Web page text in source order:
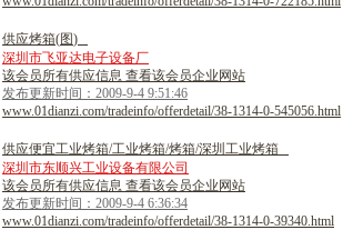
供应烤箱(图)
深圳市飞亚达电子设备厂
该会员所有供应信息 查看该会员企业网站
发布更新时间：2009-9-4 9:51:46
www.01dianzi.com/tradeinfo/offerdetail/38-1314-0-545056.html
供应便宜工业烤箱/工业烤箱/烤箱/深圳 工业烤箱
深圳市东顺兴工业设备有限公司
该会员所有供应信息 查看该会员企业网站
发布更新时间：2009-9-4 6:36:34
www.01dianzi.com/tradeinfo/offerdetail/38-1314-0-39340.html